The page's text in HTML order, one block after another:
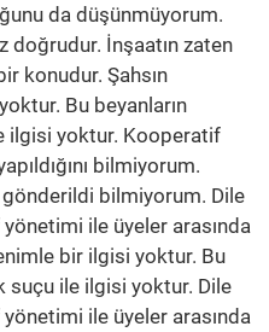
da düşünmüyorum.
doğrudur. İnşaatın zaten
konudur. Şahsın
Bu beyanların
ilgisi yoktur. Kooperatif
bilmiyorum.
gönderildi bilmiyorum. Dile
ile üyeler arasında
bir ilgisi yoktur. Bu
suçu ile ilgisi yoktur. Dile
ile üyeler arasında